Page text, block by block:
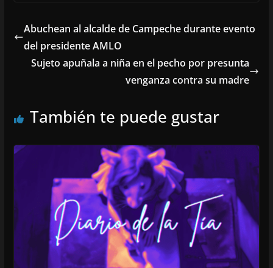
Abuchean al alcalde de Campeche durante evento
del presidente AMLO
Sujeto apuñala a niña en el pecho por presunta
venganza contra su madre
También te puede gustar